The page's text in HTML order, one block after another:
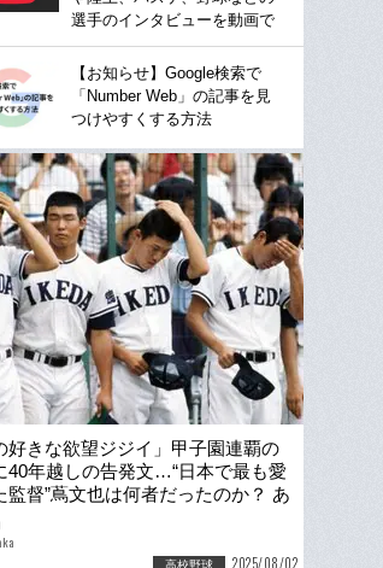
選手のインタビューを動画で
【お知らせ】Google検索で
「Number Web」の記事を見
つけやすくする方法
好きな欲望ジジイ」甲子園連覇の
40年越しの告発文…“日本で最も愛
監督”蔦文也は何者だったのか？ あ
園との名試合“本当の敗因”
高校野球 2025/08/02